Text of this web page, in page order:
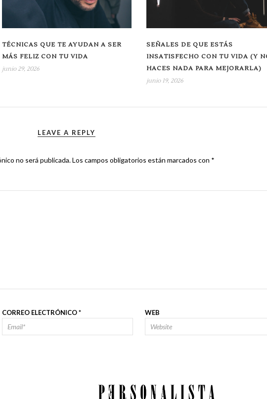
TÉCNICAS QUE TE AYUDAN A SER
MÁS FELIZ CON TU VIDA
junio 29, 2026
SEÑALES DE QUE ESTÁS
INSATISFECHO CON TU VIDA (Y
HACES NADA PARA MEJORARLA)
junio 19, 2026
LEAVE A REPLY
no será publicada.Los campos obligatorios están marcados con *
CORREO ELECTRÓNICO* WEB